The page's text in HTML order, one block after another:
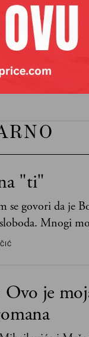
izvršni urednik
BABY LASAGNA
"ti"
se govori da je
Mnogi
podnesu slobodu
je